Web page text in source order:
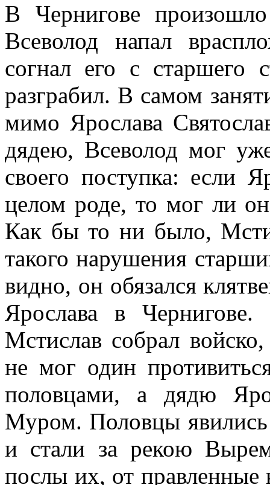
В Чернигове
Всеволод напал
согнал его с старшего
разграбил. В самом
мимо Ярослава
дядею, Всеволод мог
своего поступка: если
целом роде, то мог ли
Как бы то ни было,
такого нарушения
видно, он обязался
Ярослава в
Мстислав собрал
не мог один
половцами, а дядю
Муром. Половцы явились
и стали за рекою
послы их, от правленные